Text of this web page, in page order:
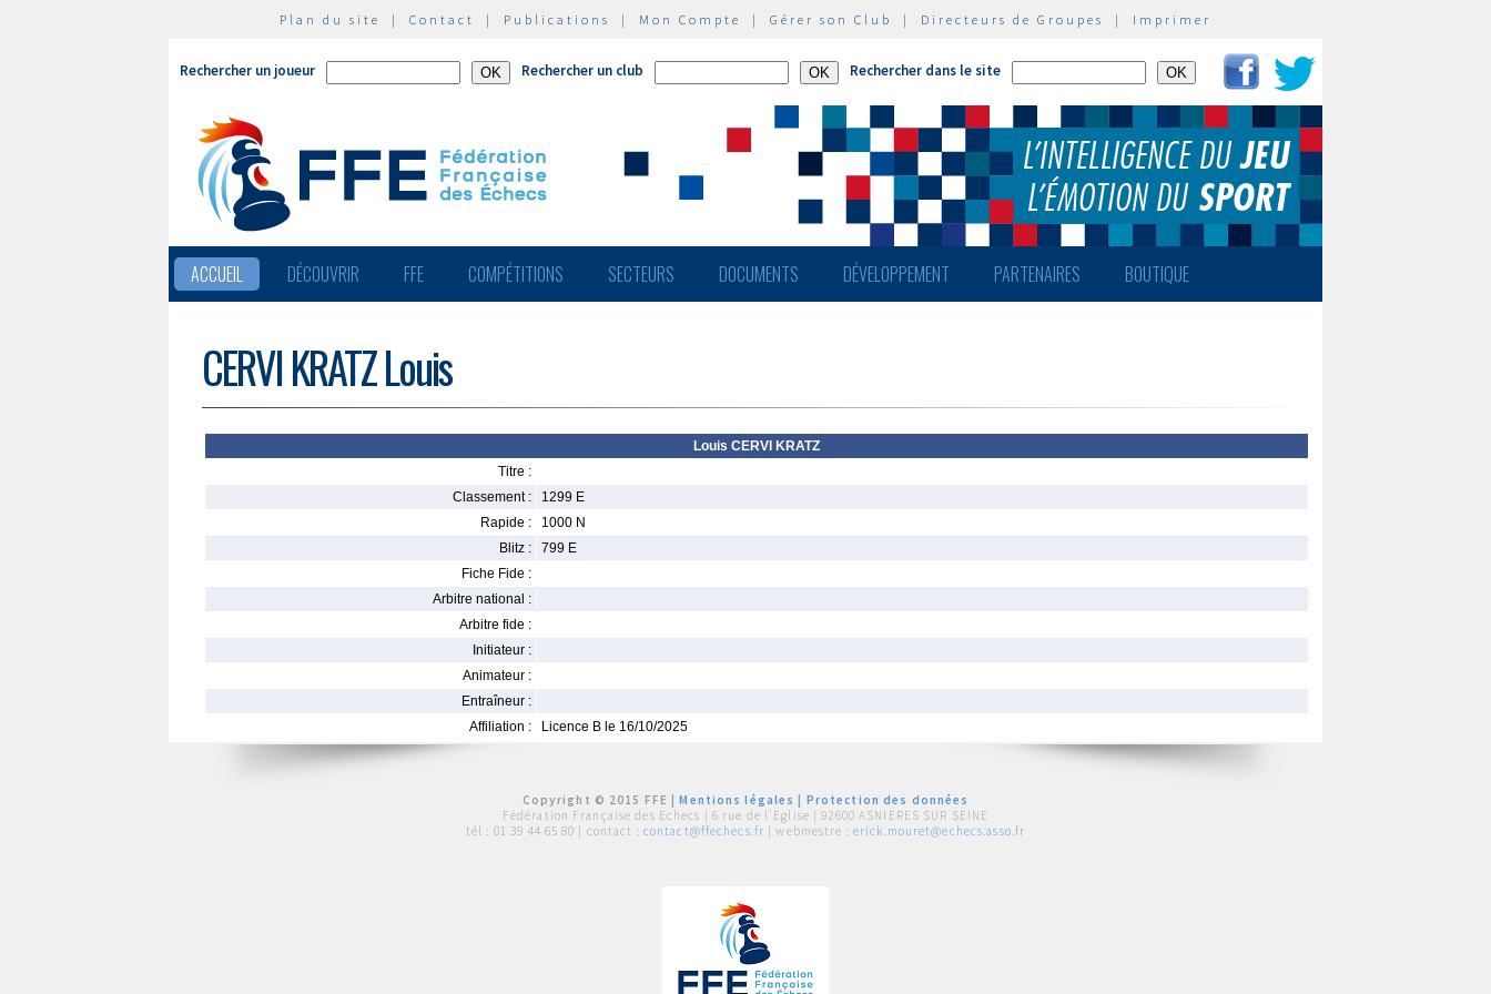
Plan du site | Contact | Publications | Mon Compte | Gérer son Club | Directeurs de Groupes | Imprimer
Rechercher un joueur Rechercher un club Rechercher dans le site
ACCUEIL DÉCOUVRIR FFE COMPÉTITIONS SECTEURS DOCUMENTS DÉVELOPPEMENT PARTENAIRES BOUTIQUE
CERVI KRATZ Louis
Louis CERVI KRATZ
Titre :
Classement :
1299 E
Rapide :
1000 N
Blitz :
799 E
Fiche Fide :
Arbitre national :
Arbitre fide :
Initiateur :
Animateur :
Entraîneur :
Affiliation :
Licence B le 16/10/2025
Copyright © 2015 FFE |Mentions légales
Protection des données
Fédération Française des Echecs | 6 rue de l'Eglise | 92600 ASNIERES SUR SEINE
tél : 01 39 44 65 80 | contact : contact@ffechecs.fr | webmestre : erick.mouret@echecs.asso.fr